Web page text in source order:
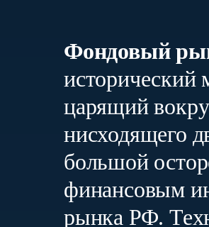
Фондовый
исторический
царящий
нисходящего
большой
финансовым
рынка РФ.